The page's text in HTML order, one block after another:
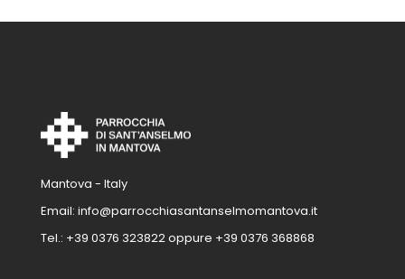
Mantova - Italy
Email: info@parrocchiasantanselmomantova.it
Tel.: +39 0376 323822oppure +39 0376 368868